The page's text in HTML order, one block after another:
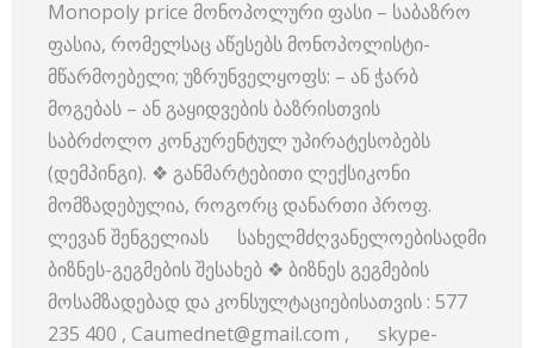
Monopoly price მონოპოლური ფასი – საბაზრო
ფასია, რომელსაც აწესებს მონოპოლისტი-
მწარმოებელი; უზრუნველყოფს: – ან ჭარბ
მოგებას – ან გაყიდვების ბაზრისთვის
საბრძოლო კონკურენტულ უპირატესობებს
(დემპინგი). ❖ განმარტებითი ლექსიკონი
მომზადებულია, როგორც დანართი პროფ.
ლევან შენგელიას სახელმძღვანელოებისადმი
ბიზნეს-გეგმების შესახებ ❖ ბიზნეს გეგმების
მოსამზადებად და კონსულტაციებისათვის : 577
235 400 , Caumednet@gmail.com , skype-